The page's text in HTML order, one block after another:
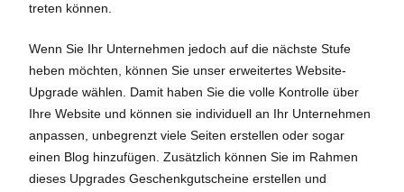
treten können.
Wenn Sie Ihr Unternehmen jedoch auf die nächste Stufe
heben möchten, können Sie unser erweitertes Website-
Upgrade wählen. Damit haben Sie die volle Kontrolle über
Ihre Website und können sie individuell an Ihr Unternehmen
anpassen, unbegrenzt viele Seiten erstellen oder sogar
einen Blog hinzufügen. Zusätzlich können Sie im Rahmen
dieses Upgrades Geschenkgutscheine erstellen und